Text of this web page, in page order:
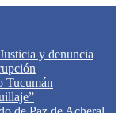
y denuncia
Tucumán